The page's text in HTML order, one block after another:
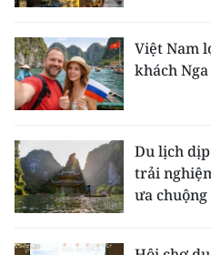
Việt Nam
khách
Du lịch
trải
ưa chuộng